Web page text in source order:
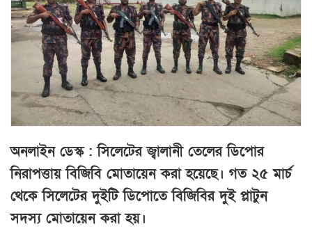
অনলাইন ডেস্ক : সিলেটের জ্বালানী তেলের ডিপোর
নিরাপত্তায় বিজিবি মোতায়েন করা হয়েছে। গত ২৫ মার্চ
থেকে সিলেটের দুইটি ডিপোতে বিজিবির দুই প্লাটুন
সদস্য মোতায়েন করা হয়।